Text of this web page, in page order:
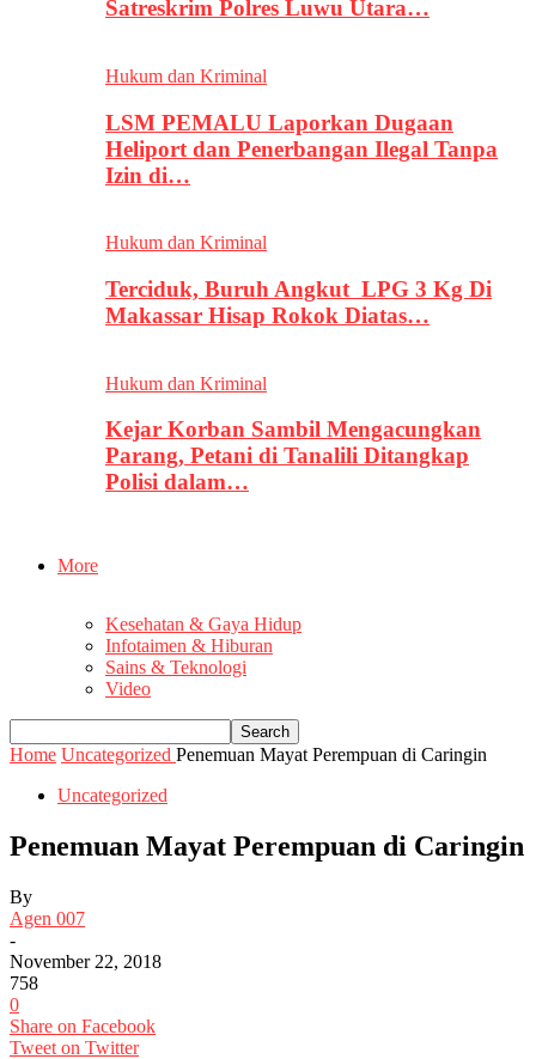
Satreskrim Polres Luwu Utara…
Hukum dan Kriminal
LSM PEMALU Laporkan Dugaan
Heliport dan Penerbangan Ilegal Tanpa
Izin di…
Hukum dan Kriminal
Terciduk, Buruh Angkut LPG 3 Kg Di
Makassar Hisap Rokok Diatas…
Hukum dan Kriminal
Kejar Korban Sambil Mengacungkan
Parang, Petani di Tanalili Ditangkap
Polisi dalam…
More
Kesehatan & Gaya Hidup
Infotaimen & Hiburan
Sains & Teknologi
Video
Home Uncategorized Penemuan Mayat Perempuan di Caringin
Uncategorized
Penemuan Mayat Perempuan di Caringin
By
Agen 007
-
November 22, 2018
758
0
Share on Facebook
Tweet on Twitter